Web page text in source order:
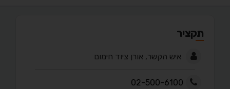
תקציר
איש הקשר, אורן ציוד חימום
02-500-6100